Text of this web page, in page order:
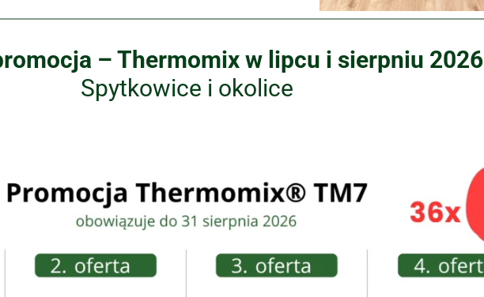
– Thermomixw lipcu i sierpniu 2026
Spytkowice i okolice